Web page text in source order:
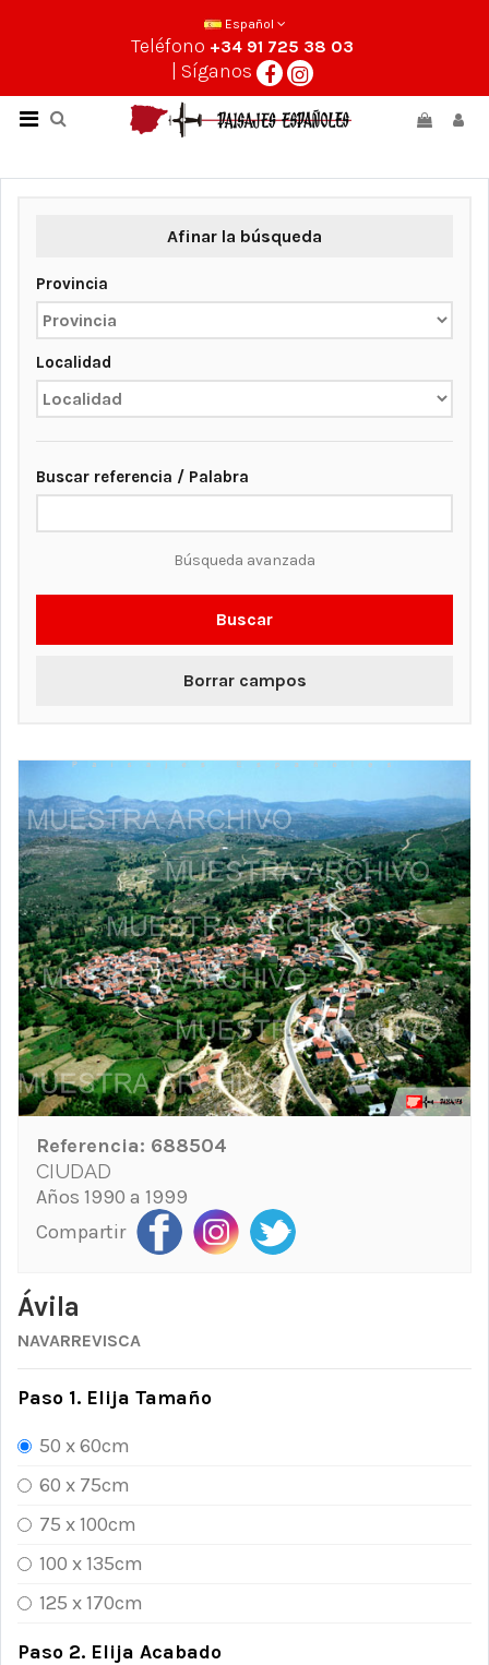
Español
Teléfono +34 91 725 38 03
| Síganos
Afinar la búsqueda
Provincia
Localidad
Buscar referencia / Palabra
Búsqueda avanzada
Buscar
Borrar campos
Referencia: 688504
CIUDAD
Años 1990 a 1999
Compartir
Ávila
NAVARREVISCA
Paso 1. Elija Tamaño
50 x 60cm
60 x 75cm
75 x 100cm
100 x 135cm
125 x 170cm
Paso 2. Elija Acabado